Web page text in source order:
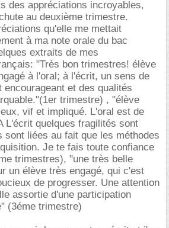
des appréciations incroyables,
au deuxième trimestre.
qu'elle me mettait
à ma note orale du bac
extraits de mes
"Très bon trimestres! élève
à l'oral; à l'écrit, un sens de
encourageant et des qualités
trimestre) , "élève
vif et impliqué. L'oral est de
L'écrit quelques fragilités sont
sont liées au fait que les méthodes
Je te fais toute confiance
trimestres), "une très belle
un élève très engagé, qui c'est
de progresser. Une attention
assortie d'une participation
(3éme trimestre)